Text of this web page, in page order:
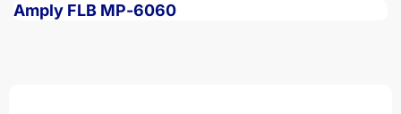
Amply FLB MP-6060